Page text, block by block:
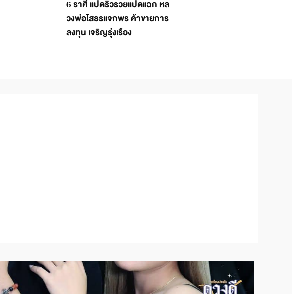
6 ราศี แปดริ้วรวยแปดแฉก หล
วงพ่อโสธรแจกพร ค้าขายการ
ลงทุน เจริญรุ่งเรือง